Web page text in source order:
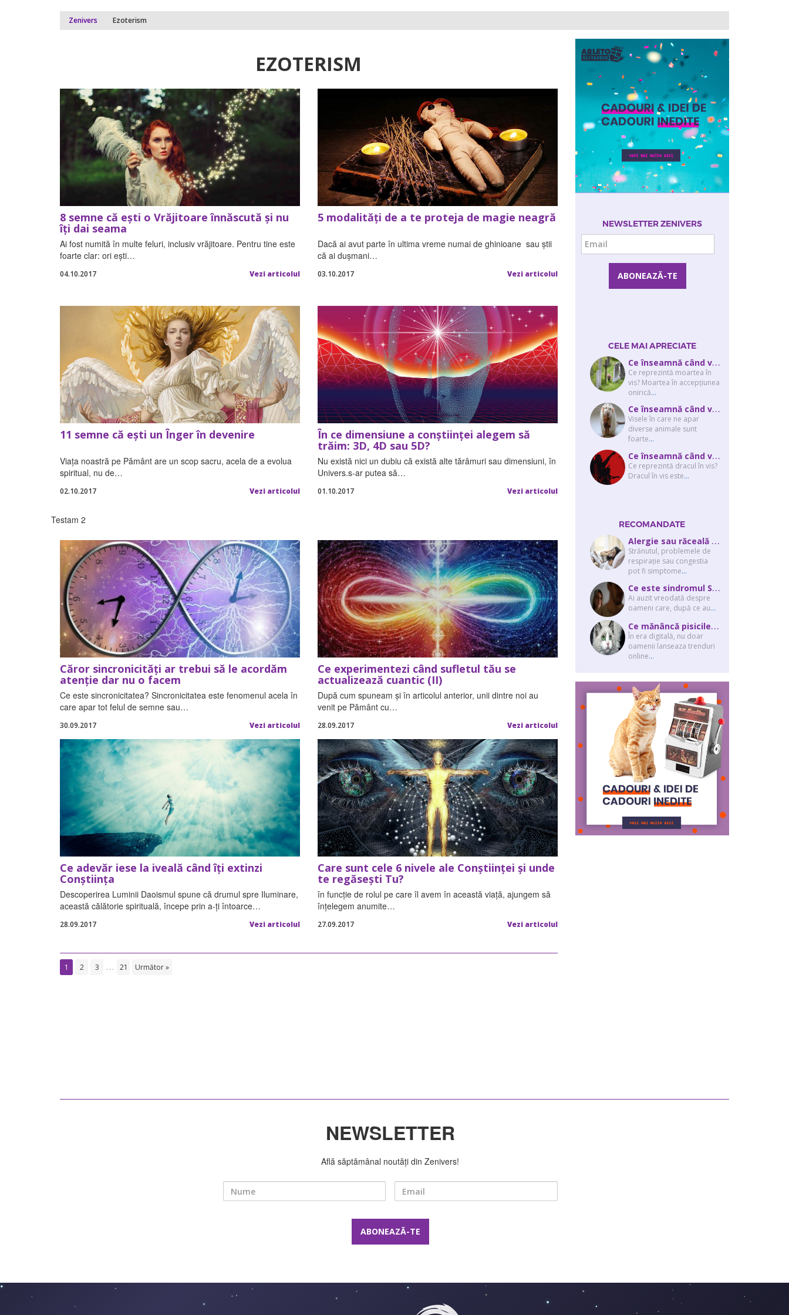
Zenivers Ezoterism
EZOTERISM
8 semne că ești o Vrăjitoare înnăscută și nu
îți dai seama
Ai fost numită în multe feluri, inclusiv vrăjitoare. Pentru tine este
foarte clar: ori ești…
04.10.2017 Vezi articolul
5 modalități de a te proteja de magie neagră
Dacă ai avut parte în ultima vreme numai de ghinioane sau știi
că ai dușmani…
03.10.2017 Vezi articolul
11 semne că ești un Înger în devenire
Viața noastră pe Pământ are un scop sacru, acela de a evolua
spiritual, nu de…
02.10.2017 Vezi articolul
În ce dimensiune a conștiinței alegem să
trăim: 3D, 4D sau 5D?
Nu există nici un dubiu că există alte tărâmuri sau dimensiuni, în
Univers.s-ar putea să…
01.10.2017 Vezi articolul
Testam 2
Căror sincronicități ar trebui să le acordăm
atenție dar nu o facem
Ce este sincronicitatea? Sincronicitatea este fenomenul acela în
care apar tot felul de semne sau…
30.09.2017 Vezi articolul
Ce experimentezi când sufletul tău se
actualizează cuantic (II)
După cum spuneam și în articolul anterior, unii dintre noi au
venit pe Pământ cu…
28.09.2017 Vezi articolul
Ce adevăr iese la iveală când îți extinzi
Conștiința
Descoperirea Luminii Daoismul spune că drumul spre Iluminare,
această călătorie spirituală, începe prin a-ți întoarce…
28.09.2017 Vezi articolul
Care sunt cele 6 nivele ale Conștiinței și unde
te regăsești Tu?
în funcție de rolul pe care îl avem în această viață, ajungem să
înțelegem anumite…
27.09.2017 Vezi articolul
1 2 3 … 21 Următor »
NEWSLETTER ZENIVERS
CELE MAI APRECIATE
C
e înseamnă când visezi că moare cineva apropiat? Interpretarea visului în ...
Ce reprezintă moartea în
vis? Moartea în accepţiunea
onirică...
C
e înseamnă când visezi şobolani sau şoareci
Visele în care ne apar
diverse animale sunt
foarte...
C
e înseamnă când visezi un drac? Interpretarea visului în care apar unul sau...
Ce reprezintă dracul în vis?
Dracul în vis este...
RECOMANDATE
A
lergie sau răceală – cum îţi dai seama de ce suferi și de ce conteaz...
Strănutul, problemele de
respirație sau congestia
pot fi simptome...
C
e este sindromul Stockholm și de ce victimele își apără agresorii.
Ai auzit vreodată despre
oameni care, după ce au...
C
e mănâncă pisicile “influencer” pe Instagram? Hrana lor virală
În era digitală, nu doar
oamenii lanseaza trenduri
online...
NEWSLETTER
Află săptămânal noutăți din Zenivers!